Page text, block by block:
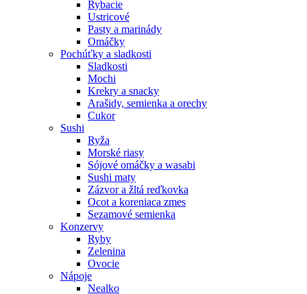
Rybacie
Ustricové
Pasty a marinády
Omáčky
Pochúťky a sladkosti
Sladkosti
Mochi
Krekry a snacky
Arašidy, semienka a orechy
Cukor
Sushi
Ryža
Morské riasy
Sójové omáčky a wasabi
Sushi maty
Zázvor a žltá reďkovka
Ocot a koreniaca zmes
Sezamové semienka
Konzervy
Ryby
Zelenina
Ovocie
Nápoje
Nealko